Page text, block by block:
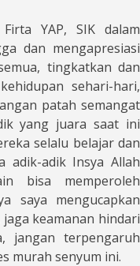
YAP, SIK dalam
dan mengapresiasi
tingkatkan dan
sehari-hari,
patah semangat
yang juara saat ini
selalu belajar dan
adik-adik Insya Allah
bisa memperoleh
saya mengucapkan
keamanan hindari
jangan terpengaruh
murah senyum ini.